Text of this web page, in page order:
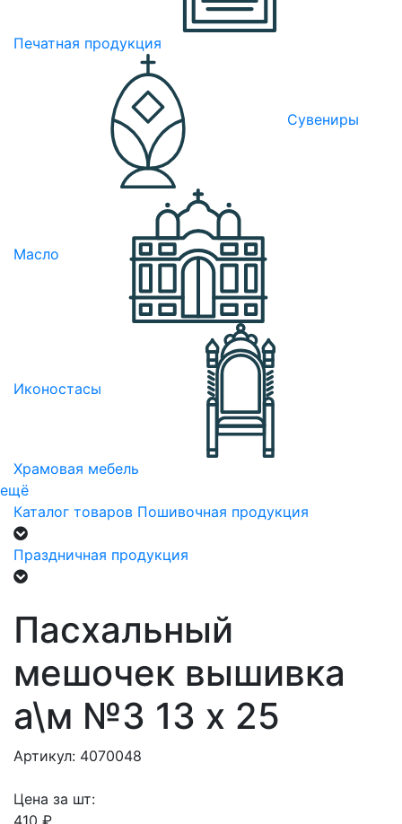
Печатная продукция
Сувениры
Масло
Иконостасы
Храмовая мебель
ещё
Каталог товаров Пошивочная продукция
Праздничная продукция
Пасхальный
мешочек вышивка
а\м №3 13 х 25
Артикул: 4070048
Цена за шт:
410 ₽